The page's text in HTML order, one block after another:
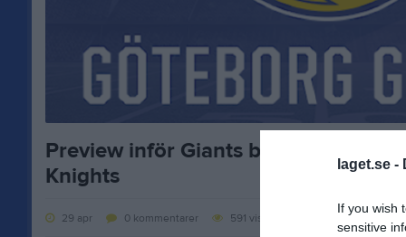
laget.se -
If you wish
sensitive
Preview inför Giants bortamatch mot
Knights
29 apr 0 kommentarer 591 visningar